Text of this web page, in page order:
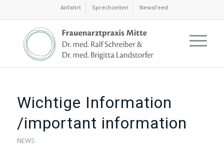
Anfahrt Sprechzeiten NewsFeed
Wichtige Information
/important information
NEWS